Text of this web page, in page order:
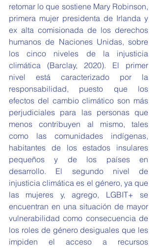
retomar lo que sostiene Mary Robinson,
primera mujer presidenta de Irlanda y
ex alta comisionada de los derechos
humanos de Naciones Unidas, sobre
los cinco niveles de la injusticia
climática (Barclay, 2020). El primer
nivel está caracterizado por la
responsabilidad, puesto que los
efectos del cambio climático son más
perjudiciales para las personas que
menos contribuyen al mismo, tales
como las comunidades indígenas,
habitantes de los estados insulares
pequeños y de los países en
desarrollo. El segundo nivel de
injusticia climática es el género, ya que
las mujeres y, agrego, LGBIT+ se
encuentran en una situación de mayor
vulnerabilidad como consecuencia de
los roles de género desiguales que les
impiden el acceso a recursos